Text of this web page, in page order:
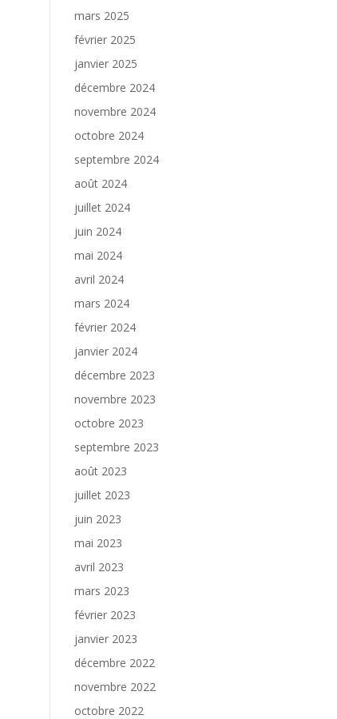
mars 2025
février 2025
janvier 2025
décembre 2024
novembre 2024
octobre 2024
septembre 2024
août 2024
juillet 2024
juin 2024
mai 2024
avril 2024
mars 2024
février 2024
janvier 2024
décembre 2023
novembre 2023
octobre 2023
septembre 2023
août 2023
juillet 2023
juin 2023
mai 2023
avril 2023
mars 2023
février 2023
janvier 2023
décembre 2022
novembre 2022
octobre 2022